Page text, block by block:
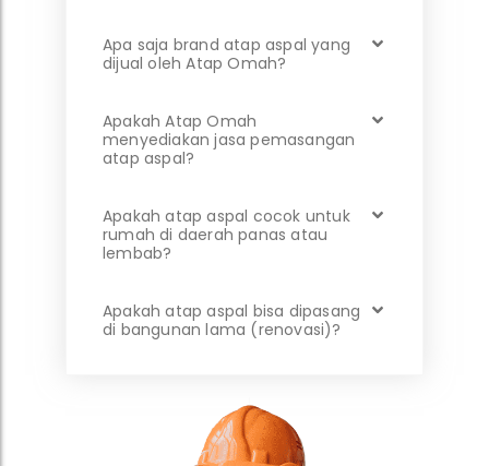
Apa saja brand atap aspal yang
dijual oleh Atap Omah?
Apakah Atap Omah
menyediakan jasa pemasangan
atap aspal?
Apakah atap aspal cocok untuk
rumah di daerah panas atau
lembab?
Apakah atap aspal bisa dipasang
di bangunan lama (renovasi)?